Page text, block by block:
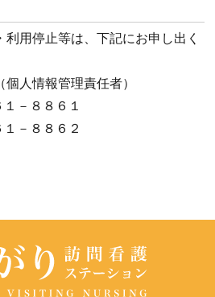
用停止等は、下記にお申し出く
情報管理責任者）
－８８６１
－８８６２